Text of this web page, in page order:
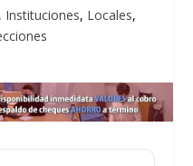
, Instituciones, Locales,